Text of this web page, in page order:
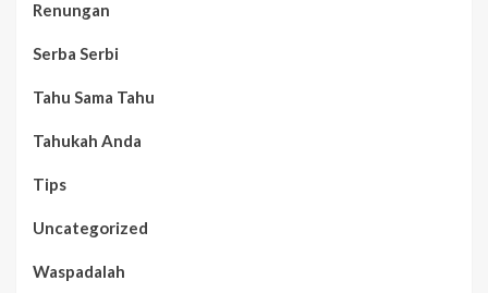
Renungan
Serba Serbi
Tahu Sama Tahu
Tahukah Anda
Tips
Uncategorized
Waspadalah